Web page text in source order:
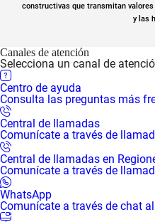
constructivas que transmitan
y las
Canales de atención
Selecciona un canal de
Centro de ayuda
Consulta las preguntas más
Central de llamadas
Comunícate a través de
Central de llamadas en
Comunícate a través de
WhatsApp
Comunícate a través de chat